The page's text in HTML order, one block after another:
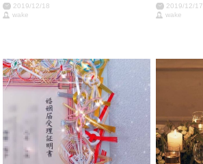
2019/12/18
wake
2019/12/17
wake